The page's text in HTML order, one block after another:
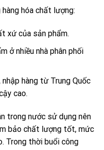
hóa chất lượng:
xứ của sản phẩm.
ở nhiều nhà phân phối
hàng từ Trung Quốc
cao.
trong nước sử dụng nên
bảo chất lượng tốt, mức
Trong thời buổi công